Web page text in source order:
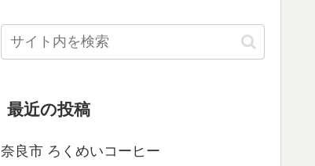
最近の投稿
奈良市 ろくめいコーヒー